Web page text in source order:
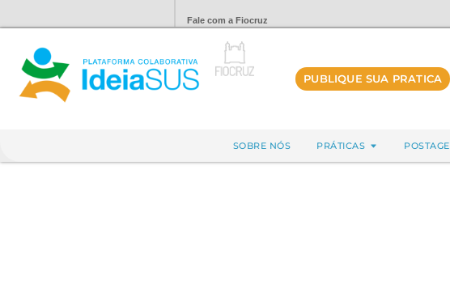
Fale com a Fiocruz
PUBLIQUE SUA PRATICA
SOBRE NÓS PRÁTICAS